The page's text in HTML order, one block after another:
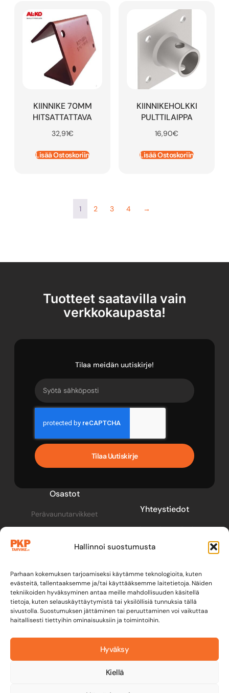
Hallinnoi suostumusta
Parhaan kokemuksen tarjoamiseksi käytämme teknologioita, kuten
evästeitä, tallentaaksemme ja/tai käyttääksemme laitetietoja. Näiden
tekniikoiden hyväksyminen antaa meille mahdollisuuden käsitellä
tietoja, kuten selauskäyttäytymistä tai yksilöllisiä tunnuksia tällä
sivustolla. Suostumuksen jättäminen tai peruuttaminen voi vaikuttaa
haitallisesti tiettyihin ominaisuuksiin ja toimintoihin.
Hyväksy
Kiellä
KIINNIKE 70MM
HITSATTATTAVA
32,91€
Lisää Ostoskoriin
KIINNIKEHOLKKI
PULTTILAIPPA
16,90€
Lisää Ostoskoriin
1 2 3 4 →
Tuotteet saatavilla vain
verkkokaupasta!
Tilaa meidän uutiskirje!
Tilaa Uutiskirje
Osastot
Perävaunutarvikkeet
Pesuaineet
Yhteystiedot
pkp@pkptarvike.fi
040 093 2400